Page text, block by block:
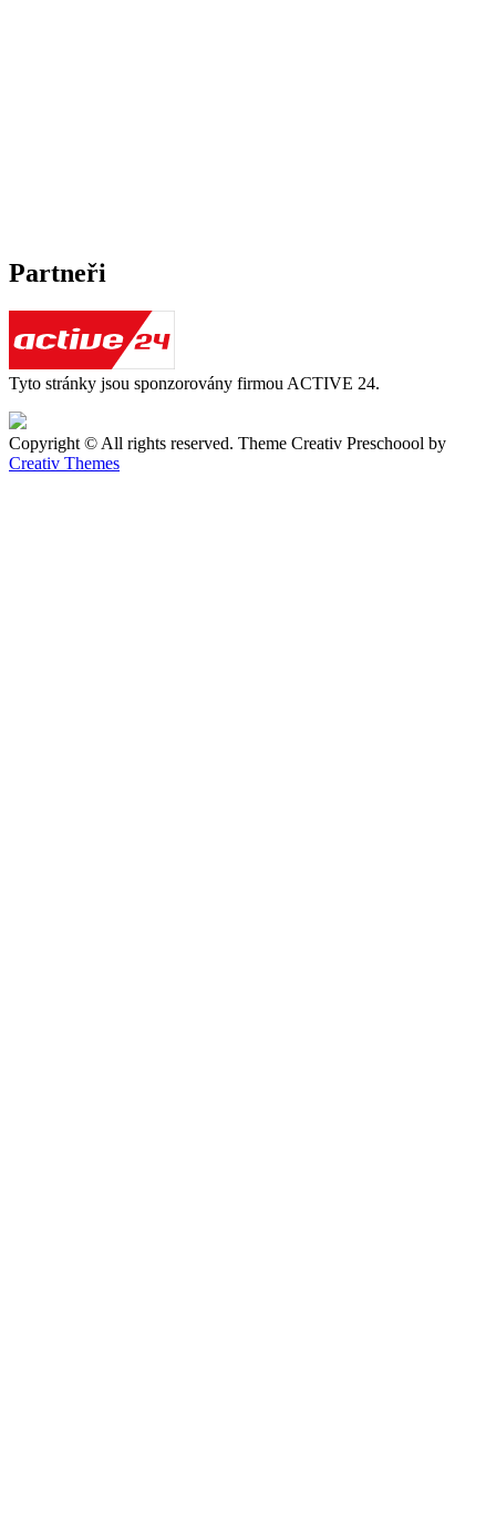
Partneři
Tyto stránky jsou sponzorovány firmou ACTIVE 24.
Copyright © All rights reserved. Theme Creativ Preschoool by
Creativ Themes